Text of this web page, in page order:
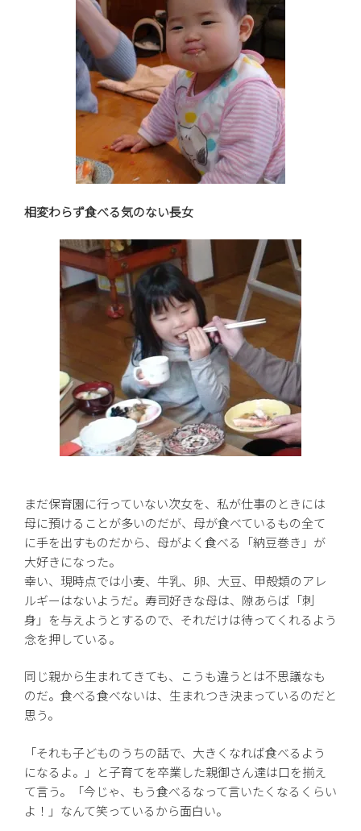
相変わらず食べる気のない長女
まだ保育園に行っていない次女を、私が仕事のときには
母に預けることが多いのだが、母が食べているもの全て
に手を出すものだから、母がよく食べる「納豆巻き」が
大好きになった。
幸い、現時点では小麦、牛乳、卵、大豆、甲殻類のアレ
ルギーはないようだ。寿司好きな母は、隙あらば「刺
身」を与えようとするので、それだけは待ってくれるよう
念を押している。
同じ親から生まれてきても、こうも違うとは不思議なも
のだ。食べる食べないは、生まれつき決まっているのだと
思う。
「それも子どものうちの話で、大きくなれば食べるよう
になるよ。」と子育てを卒業した親御さん達は口を揃え
て言う。「今じゃ、もう食べるなって言いたくなるくらい
よ！」なんて笑っているから面白い。